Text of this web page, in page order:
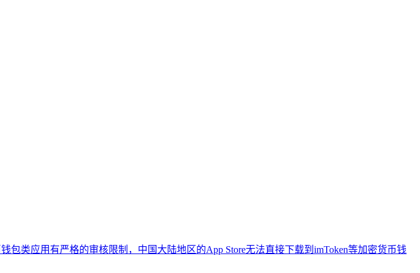
类应用有严格的审核限制，中国大陆地区的App Store无法直接下载到imToken等加密货币钱